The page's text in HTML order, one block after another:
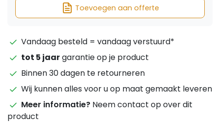
Toevoegen aan offerte
Vandaag besteld = vandaag verstuurd*
tot 5 jaargarantie op je product
Binnen 30 dagen te retourneren
Wij kunnen alles voor u op maat gemaakt leveren
Meer informatie? Neem contact op over dit
product